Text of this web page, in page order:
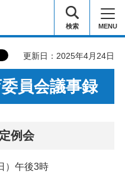
検索 MENU
更新日：2025年4月24日
員会議事録
例会
）午後3時